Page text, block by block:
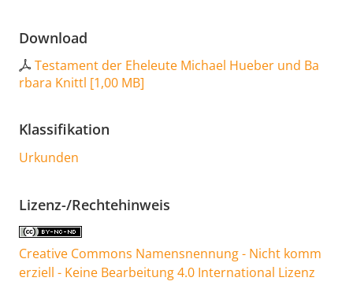
Download
Testament der Eheleute Michael Hueber und Ba
rbara Knittl [1,00 MB]
Klassifikation
Urkunden
Lizenz-/Rechtehinweis
Creative Commons Namensnennung - Nicht komm
erziell - Keine Bearbeitung 4.0 International Lizenz